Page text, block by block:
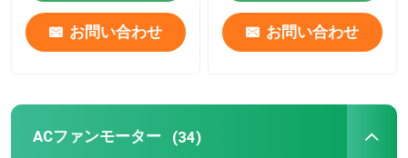
常磁気同期モーター
お問い合わせ お問い合わせ
ACファンモーター (34)